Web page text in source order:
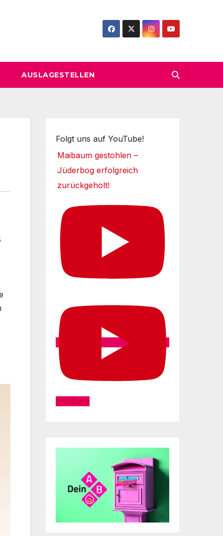
AUSLAGESTELLEN
Folgt uns auf YouTube!
Maibaum gestohlen –
Jüderbog erfolgreich
zurückgeholt!
YouTube